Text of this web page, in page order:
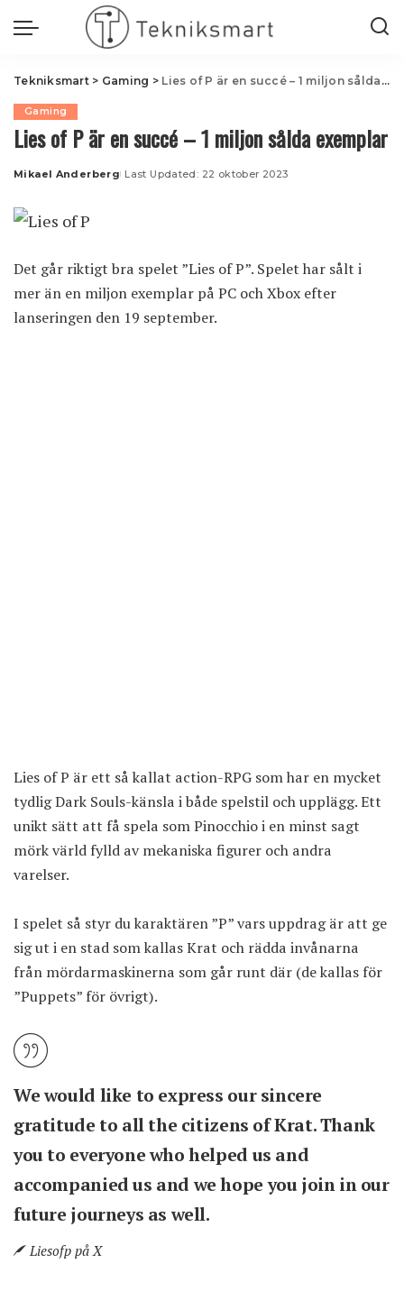
Tekniksmart> Gaming > Lies of P är en succé – 1 miljon sålda exemplar
Gaming
Lies of P är en succé – 1 miljon sålda exemplar
Posted
Mikael Anderberg Last Updated: 22 oktober 2023
Det går riktigt bra spelet ”Lies of P”. Spelet har sålt i
mer än en miljon exemplar på PC och Xbox efter
lanseringen den 19 september.
Lies of P är ett så kallat action-RPG som har en mycket
tydlig Dark Souls-känsla i både spelstil och upplägg. Ett
unikt sätt att få spela som Pinocchio i en minst sagt
mörk värld fylld av mekaniska figurer och andra
varelser.
I spelet så styr du karaktären ”P” vars uppdrag är att ge
sig ut i en stad som kallas Krat och rädda invånarna
från mördarmaskinerna som går runt där (de kallas för
”Puppets” för övrigt).
We would like to express our sincere
gratitude to all the citizens of Krat. Thank
you to everyone who helped us and
accompanied us and we hope you join in our
future journeys as well.
Liesofp på X